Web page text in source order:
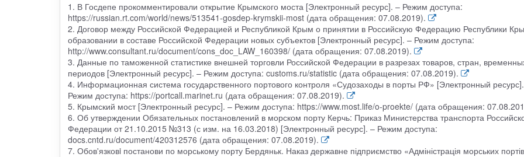
1. В Госдепе прокомментировали открытие Крымского моста [Электронный ресурс]. – Режим доступа:
https://russian.rt.com/world/news/513541-gosdep-krymskii-most (дата обращения: 07.08.2019).
2. Договор между Российской Федерацией и Республикой Крым о принятии в Российскую Федерацию Республики
образовании в составе Российской Федерации новых субъектов [Электронный ресурс]. – Режим доступа:
http://www.consultant.ru/document/cons_doc_LAW_160398/ (дата обращения: 07.08.2019).
3. Данные по таможенной статистике внешней торговли Российской Федерации в разрезах товаров, стран,
периодов [Электронный ресурс]. – Режим доступа: customs.ru/statistic (дата обращения: 07.08.2019).
4. Информационная система государственного портового контроля «Судозаходы в порты РФ» [Электронный
Режим доступа: https://portcall.marinet.ru (дата обращения: 07.08.2019).
5. Крымский мост [Электронный ресурс]. – Режим доступа: https://www.most.life/o-proekte/ (дата обращения:
6. Об утверждении Обязательных постановлений в морском порту Керчь: Приказ Министерства транспорта
Федерации от 21.10.2015 №313 (с изм. на 16.03.2018) [Электронный ресурс]. – Режим доступа:
docs.cntd.ru/document/420312576 (дата обращения: 07.08.2019).
7. Обов'язковi постанови по морському порту Бердяньк. Наказ державне підприємство «Адміністрація морських портів